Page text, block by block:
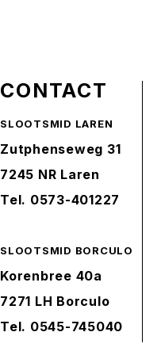
CONTACT
SLOOTSMID LAREN
Zutphenseweg 31
7245 NR Laren
Tel. 0573-401227
SLOOTSMID BORCULO
Korenbree 40a
7271 LH Borculo
Tel. 0545-745040